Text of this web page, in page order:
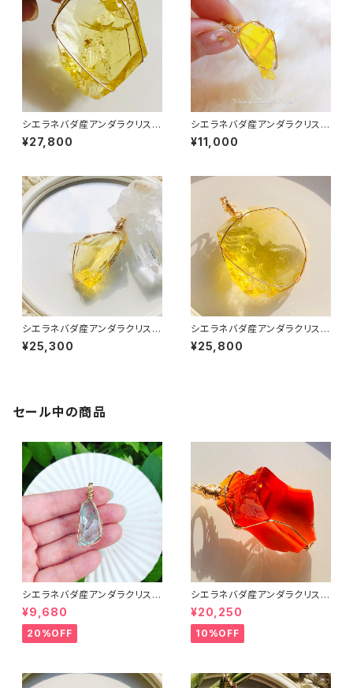
シエラネバダ産アンダラクリスタ
ル★宝石質～Gem Solaris～
【世界で1つだけのアンダラペン
¥27,800
シエラネバダ産アンダラクリスタ
ル★宝石質～Gem Solaris～
【世界で1つだけのアンダラペン
¥11,000
シエラネバダ産アンダラクリスタ
ル★宝石質～Gem Solaris～
【世界で1つだけのアンダラペン
¥25,300
シエラネバダ産アンダラクリスタ
ル★宝石質～Gem Solaris～
【世界で1つだけのアンダラペン
¥25,800
セール中の商品
シエラネバダ産アンダラクリスタ
ル★宝石質～Gem Cyan Ang
el～【世界で1つだけのアンダラ
ペンダントトップ】
¥9,680
20%OFF
シエラネバダ産アンダラクリスタ
ル★宝石質～Gem Rare Lem
urian Sunrise～【世界で1つだ
けのアンダラペンダントトップ】
¥20,250
10%OFF